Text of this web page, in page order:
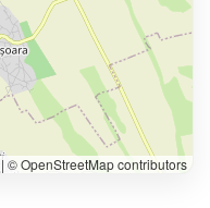
| © OpenStreetMap contributors